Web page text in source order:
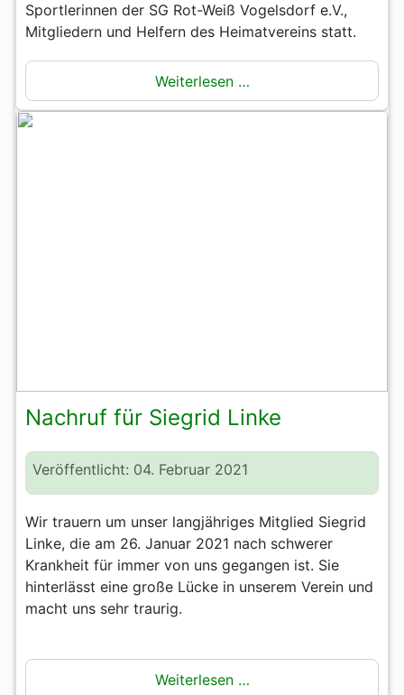
Sportlerinnen der SG Rot-Weiß Vogelsdorf e.V.,
Mitgliedern und Helfern des Heimatvereins statt.
Weiterlesen …
Nachruf für Siegrid Linke
Veröffentlicht: 04. Februar 2021
Wir trauern um unser langjähriges Mitglied Siegrid
Linke, die am 26. Januar 2021 nach schwerer
Krankheit für immer von uns gegangen ist. Sie
hinterlässt eine große Lücke in unserem Verein und
macht uns sehr traurig.
Weiterlesen …